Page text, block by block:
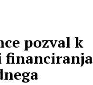
pozval k
financiranja